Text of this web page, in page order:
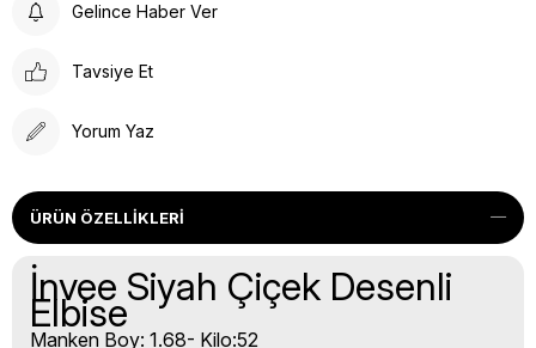
Gelince Haber Ver
Tavsiye Et
Yorum Yaz
ÜRÜN ÖZELLIKLERI
İnvee Siyah Çiçek Desenli
Elbise
Manken Boy: 1.68- Kilo:52